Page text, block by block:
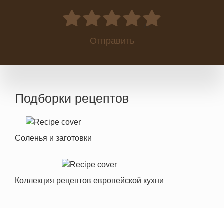
0
Отправить
Подборки рецептов
Соленья и заготовки
Коллекция рецептов европейской кухни